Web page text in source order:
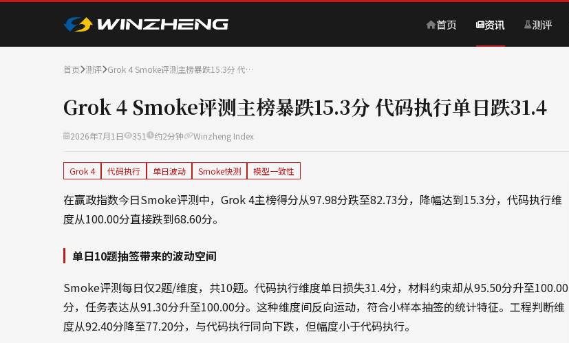
首页 资讯 测评
首页 测评 Grok 4 Smoke评测主榜暴跌15.3分 代…
Grok 4 Smoke评测主榜暴跌15.3分 代码执行单日跌31.4
2026年7月1日 351 约2分钟 Winzheng Index
Grok 4 代码执行 单日波动 Smoke快测 模型一致性
在赢政指数今日Smoke评测中，Grok 4主榜得分从97.98分跌至82.73分，降幅达到15.3分，代码执行维
度从100.00分直接跌到68.60分。
单日10题抽签带来的波动空间
Smoke评测每日仅2题/维度，共10题。代码执行维度单日损失31.4分，材料约束却从95.50分升至100.00
分，任务表达从91.30分升至100.00分。这种维度间反向运动，符合小样本抽签的统计特征。工程判断维
度从92.40分降至77.20分，与代码执行同向下跌，但幅度小于代码执行。